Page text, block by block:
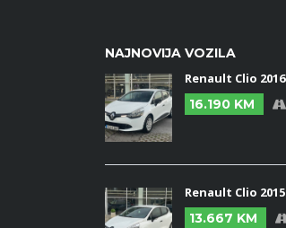
NAJNOVIJA VOZILA
Renault Clio 2016
16.190 KM
Renault Clio 2015
13.667 KM